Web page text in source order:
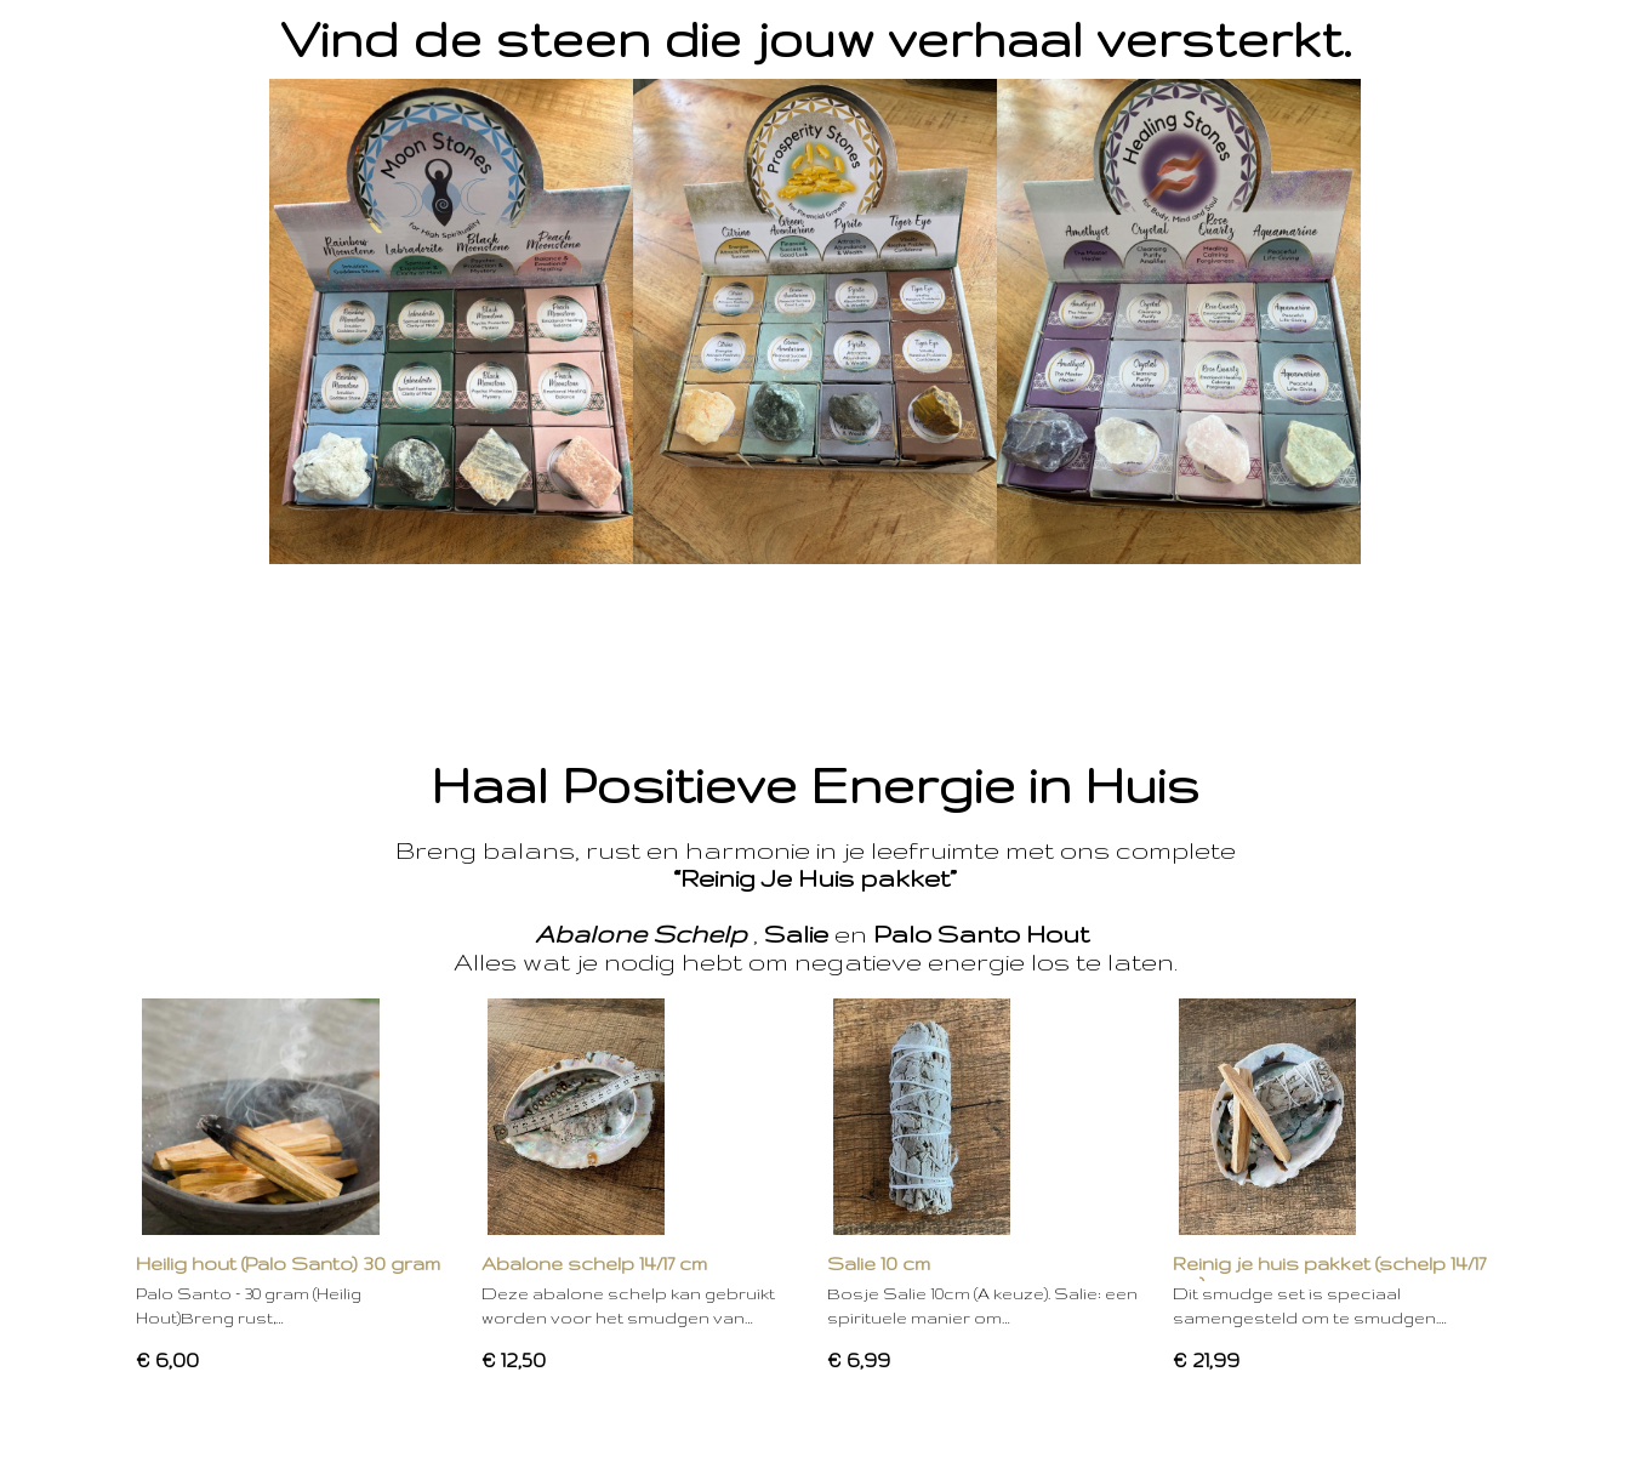
Vind de steen die jouw verhaal versterkt.
Haal Positieve Energie in Huis
Breng balans, rust en harmonie in je leefruimte met ons complete
“Reinig Je Huis pakket”
Abalone Schelp, Salie en Palo Santo Hout
Alles wat je nodig hebt om negatieve energie los te laten.
Heilig hout (Palo Santo) 30 gram
Palo Santo – 30 gram (Heilig
Hout)Breng rust,…
€ 6,00
Abalone schelp 14/17 cm
Deze abalone schelp kan gebruikt
worden voor het smudgen van…
€ 12,50
Salie 10 cm
Bosje Salie 10cm (A keuze). Salie: een
spirituele manier om…
€ 6,99
Reinig je huis pakket (schelp 14/17
cm)
Dit smudge set is speciaal
samengesteld om te smudgen.…
€ 21,99